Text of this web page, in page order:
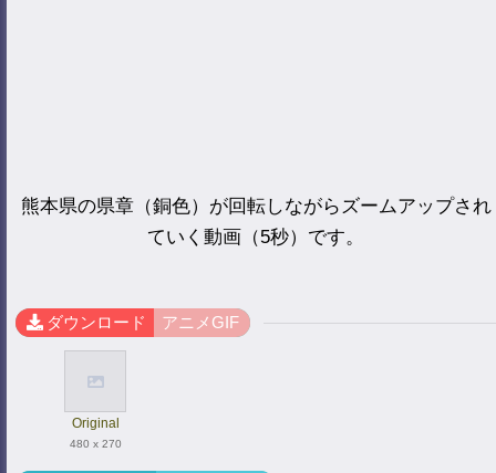
熊本県の県章（銅色）が回転しながらズームアップされ
ていく動画（5秒）です。
ダウンロード アニメGIF
Original
480 x 270